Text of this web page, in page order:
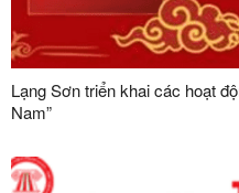
Lạng Sơn triển khai các hoạt
Nam”